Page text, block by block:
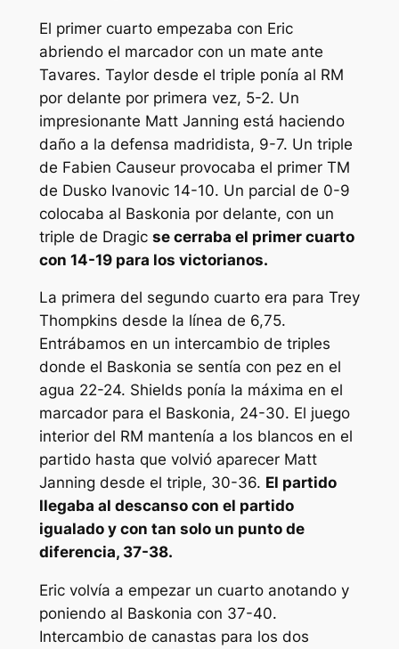
El primer cuarto empezaba con Eric
abriendo el marcador con un mate ante
Tavares. Taylor desde el triple ponía al RM
por delante por primera vez, 5-2. Un
impresionante Matt Janning está haciendo
daño a la defensa madridista, 9-7. Un triple
de Fabien Causeur provocaba el primer TM
de Dusko Ivanovic 14-10. Un parcial de 0-9
colocaba al Baskonia por delante, con un
triple de Dragic se cerraba el primer cuarto
con 14-19 para los victorianos.
La primera del segundo cuarto era para Trey
Thompkins desde la línea de 6,75.
Entrábamos en un intercambio de triples
donde el Baskonia se sentía con pez en el
agua 22-24. Shields ponía la máxima en el
marcador para el Baskonia, 24-30. El juego
interior del RM mantenía a los blancos en el
partido hasta que volvió aparecer Matt
Janning desde el triple, 30-36. El partido
llegaba al descanso con el partido
igualado y con tan solo un punto de
diferencia, 37-38.
Eric volvía a empezar un cuarto anotando y
poniendo al Baskonia con 37-40.
Intercambio de canastas para los dos